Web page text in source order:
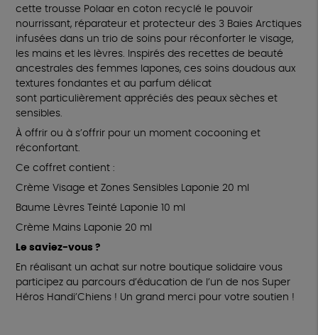
cette trousse Polaar en coton recyclé le pouvoir
nourrissant, réparateur et protecteur des 3 Baies Arctiques
infusées dans un trio de soins pour réconforter le visage,
les mains et les lèvres. Inspirés des recettes de beauté
ancestrales des femmes lapones, ces soins doudous aux
textures fondantes et au parfum délicat
sont particulièrement appréciés des peaux sèches et
sensibles.
À offrir ou à s’offrir pour un moment cocooning et
réconfortant.
Ce coffret contient :
Crème Visage et Zones Sensibles Laponie 20 ml
Baume Lèvres Teinté Laponie 10 ml
Crème Mains Laponie 20 ml
Le saviez-vous ?
En réalisant un achat sur notre boutique solidaire vous
participez au parcours d’éducation de l’un de nos Super
Héros Handi’Chiens ! Un grand merci pour votre soutien !